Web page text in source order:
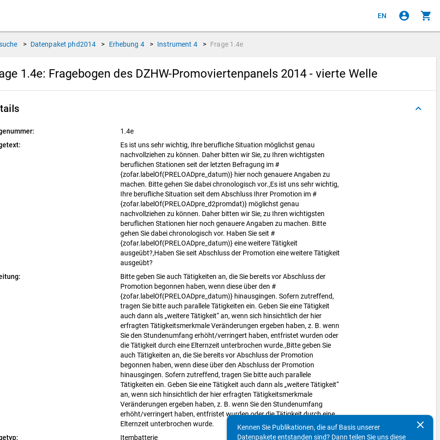
EN account_circle shopping_cart
> Datenpaket phd2014 > Erhebung 4 > Instrument 4 > Frage 1.4e
1.4e: Fragebogen des DZHW-Promoviertenpanels 2014 - vierte Welle
keyboard_arrow_up
1.4e
Es ist uns sehr wichtig, Ihre berufliche Situation möglichst genau
nachvollziehen zu können. Daher bitten wir Sie, zu Ihren wichtigsten
beruflichen Stationen seit der letzten Befragung im #
{zofar.labelOf(PRELOADpre_datum)} hier noch genauere Angaben zu
machen. Bitte gehen Sie dabei chronologisch vor.,Es ist uns sehr wichtig,
Ihre berufliche Situation seit dem Abschluss Ihrer Promotion im #
{zofar.labelOf(PRELOADpre_d2promdat)} möglichst genau
nachvollziehen zu können. Daher bitten wir Sie, zu Ihren wichtigsten
beruflichen Stationen hier noch genauere Angaben zu machen. Bitte
gehen Sie dabei chronologisch vor. Haben Sie seit #
{zofar.labelOf(PRELOADpre_datum)} eine weitere Tätigkeit
ausgeübt?,Haben Sie seit Abschluss der Promotion eine weitere Tätigkeit
ausgeübt?
Bitte geben Sie auch Tätigkeiten an, die Sie bereits vor Abschluss der
Promotion begonnen haben, wenn diese über den #
{zofar.labelOf(PRELOADpre_datum)} hinausgingen. Sofern zutreffend,
tragen Sie bitte auch parallele Tätigkeiten ein. Geben Sie eine Tätigkeit
auch dann als „weitere Tätigkeit“ an, wenn sich hinsichtlich der hier
erfragten Tätigkeitsmerkmale Veränderungen ergeben haben, z. B. wenn
Sie den Stundenumfang erhöht/verringert haben, entfristet wurden oder
die Tätigkeit durch eine Elternzeit unterbrochen wurde.,Bitte geben Sie
auch Tätigkeiten an, die Sie bereits vor Abschluss der Promotion
begonnen haben, wenn diese über den Abschluss der Promotion
hinausgingen. Sofern zutreffend, tragen Sie bitte auch parallele
Tätigkeiten ein. Geben Sie eine Tätigkeit auch dann als „weitere Tätigkeit“
an, wenn sich hinsichtlich der hier erfragten Tätigkeitsmerkmale
Veränderungen ergeben haben, z. B. wenn Sie den Stundenumfang
erhöht/verringert haben, entfristet wurden oder die Tätigkeit durch eine
Elternzeit unterbrochen wurde.
Itembatterie
clear
Kennen Sie Publikationen, die auf Basis unserer
Datenpakete entstanden sind? Dann teilen Sie uns diese